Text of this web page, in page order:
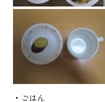
・ごはん